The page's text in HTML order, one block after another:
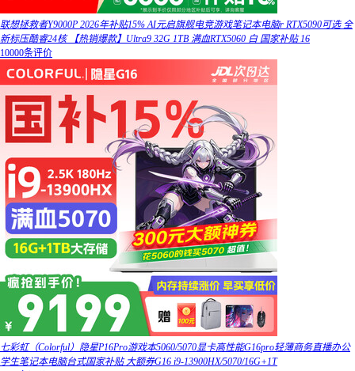
联想拯救者Y9000P 2026年补贴15% AI元启旗舰电竞游戏笔记本电脑r RTX5090可选 全
新标压酷睿24核 【热销爆款】Ultra9 32G 1TB 满血RTX5060 白 国家补贴 16
10000条评价
七彩虹（Colorful）隐星P16Pro游戏本5060/5070显卡高性能G16pro轻薄商务直播办公
学生笔记本电脑台式国家补贴 大额券G16 i9-13900HX/5070/16G+1T